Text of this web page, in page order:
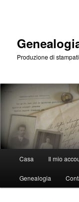
Produzione di
Casa Il mio
Genealogia